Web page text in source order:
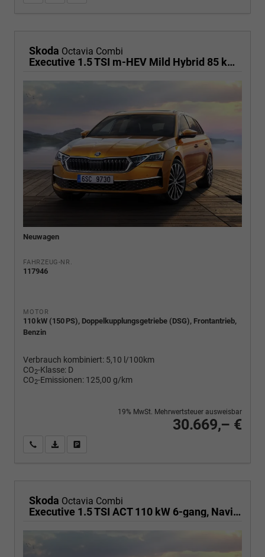
Skoda Octavia Combi
Executive 1.5 TSI m-HEV Mild Hybrid 85 kW DSG,Navigationssystem, 17 Zoll Alufelgen, ACC, PDC, Klimaautomatik, Phone Box, Reserverad, Full LED, 4 Jahre Garantie
Neuwagen
FAHRZEUG-NR.
117946
MOTOR
110 kW (150 PS), Doppelkupplungsgetriebe (DSG), Frontantrieb,
Benzin
Verbrauch kombiniert: 5,10 l/100km
CO2-Klasse: D
CO2-Emissionen: 125,00 g/km
30.669,– €
19% MwSt. Mehrwertsteuer ausweisbar
Wir rufen Sie anPDF-Fahrzeugexposé drucken
Skoda Octavia Combi
Executive 1.5 TSI ACT 110 kW 6-gang, Navigationssystem, 17 Zoll Alufelgen, ACC, PDC, Klimaautomatik, Phone Box, Reserverad, Full LED, 4 Jahre Garantie